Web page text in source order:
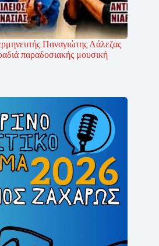
Παναγιώτης Λάλεζας
παραδοσιακής μουσική